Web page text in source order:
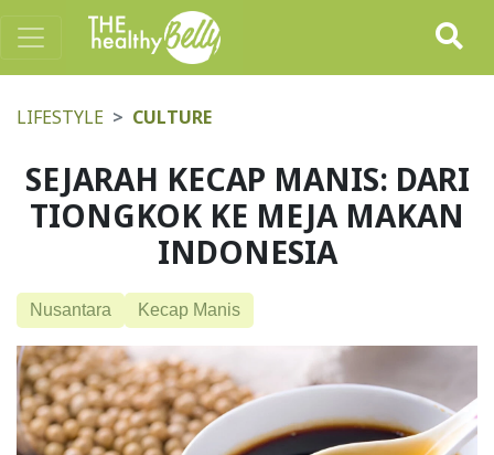
LIFESTYLE CULTURE
SEJARAH KECAP MANIS: DARI
TIONGKOK KE MEJA MAKAN
INDONESIA
Nusantara Kecap Manis